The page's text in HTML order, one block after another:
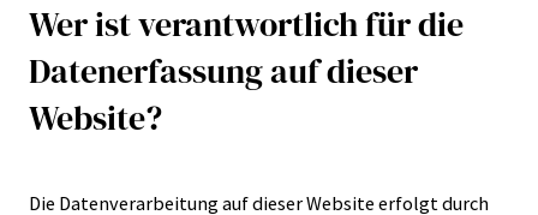
Wer ist verantwortlich für die
Datenerfassung auf dieser
Website?
Die Datenverarbeitung auf dieser Website erfolgt durch